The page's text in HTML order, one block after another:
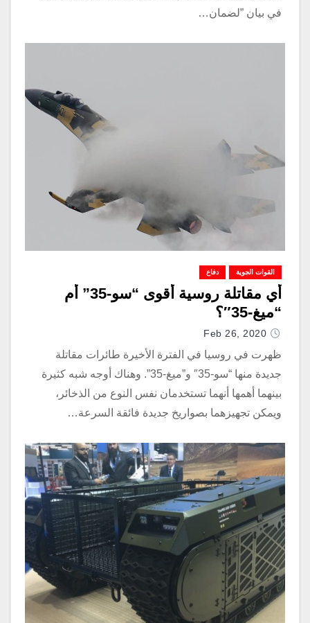
في بيان ”لضمان…
القوات الجوية دفاع
أي مقاتلة روسية أقوى “سو-35” أم
“ميغ-35″؟
Feb 26, 2020
ظهرت في روسيا في الفترة الأخيرة طائرات مقاتلة
جديدة منها “سو-35″ و”ميغ-35”. وهناك أوجه شبه كثيرة
بينهما أهمها أنهما تستخدمان نفس النوع من الذخائر،
ويمكن تجهيزهما بصواريخ جديدة فائقة السرعة…